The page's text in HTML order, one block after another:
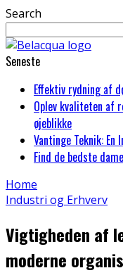
Search
Seneste
Effektiv rydning af
Oplev kvaliteten af
øjeblikke
Vantinge Teknik:
Find de bedste
Home
Industri og Erhverv
Vigtigheden af
moderne